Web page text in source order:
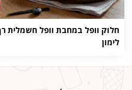
חלוק וופל במחבת וופל חשמלית
לימון